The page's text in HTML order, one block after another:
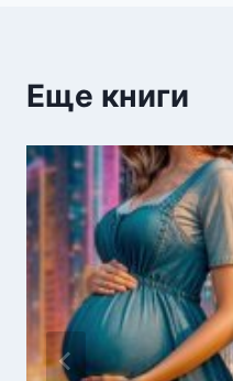
Еще книги